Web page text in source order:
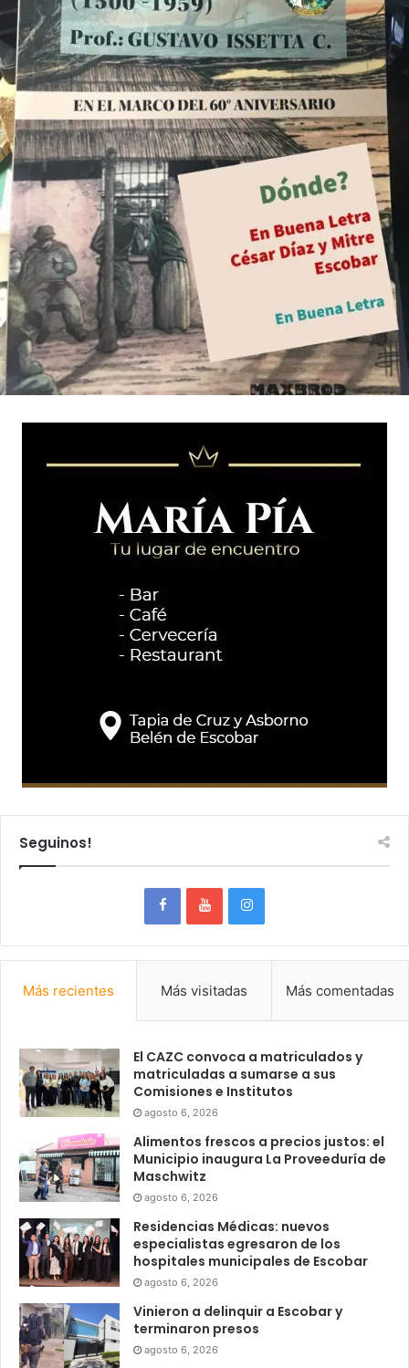
Seguinos!
Más recientes Más visitadas Más comentadas
El CAZC convoca a matriculados y
matriculadas a sumarse a sus
Comisiones e Institutos
agosto 6, 2026
Alimentos frescos a precios justos: el
Municipio inaugura La Proveeduría de
Maschwitz
agosto 6, 2026
Residencias Médicas: nuevos
especialistas egresaron de los
hospitales municipales de Escobar
agosto 6, 2026
Vinieron a delinquir a Escobar y
terminaron presos
agosto 6, 2026